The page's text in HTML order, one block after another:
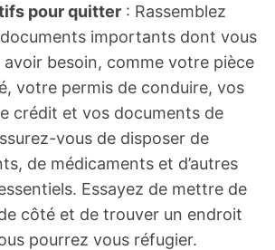
pour quitter : Rassemblez
importants dont vous
avoir besoin, comme votre pièce
votre permis de conduire, vos
crédit et vos documents de
vous de disposer de
de médicaments et d’autres
Essayez de mettre de
côté et de trouver un endroit
pourrez vous réfugier.